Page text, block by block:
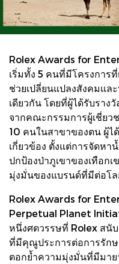
Rolex Awards for
เริ่มทั้ง 5 คนที่มีโครงการ
ช่วยเปลี่ยนแปลงสังคมแล
เดียวกัน โดยที่ผู้ได้รับราง
จากคณะกรรมการผู้เชี่ยว
10 คนในสาขาของตน ผู้ไ
เกี่ยวข้อง ตั้งแต่การจัดหา
ปกป้องป่าภูเขาของเทือก
มุ่งมั่นของแบรนด์ที่มีต่อโ
Rolex Awards for
Perpetual Planet
หนึ่งศตวรรษที่ Rolex สนั
ที่มีคุณูประการต่อการรัก
ตอกย้ำความมุ่งมั่นที่มีมาย